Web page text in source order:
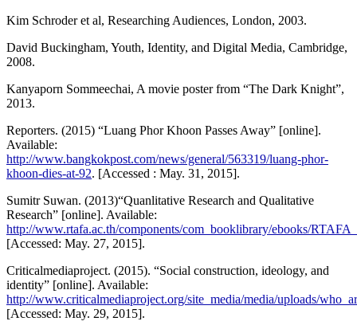
Kim Schroder et al, Researching Audiences, London, 2003.
David Buckingham, Youth, Identity, and Digital Media, Cambridge,
2008.
Kanyaporn Sommeechai, A movie poster from “The Dark Knight”,
2013.
Reporters. (2015) “Luang Phor Khoon Passes Away” [online].
Available:
http://www.bangkokpost.com/news/general/563319/luang-phor-
khoon-dies-at-92. [Accessed : May. 31, 2015].
Sumitr Suwan. (2013)“Quanlitative Research and Qualitative
Research” [online]. Available:
http://www.rtafa.ac.th/components/com_booklibrary/ebooks/
[Accessed: May. 27, 2015].
Criticalmediaproject. (2015). “Social construction, ideology, and
identity” [online]. Available:
http://www.criticalmediaproject.org/site_media/media/uploads/
[Accessed: May. 29, 2015].